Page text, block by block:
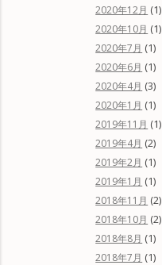
2020年12月 (1)
2020年10月 (1)
2020年7月 (1)
2020年6月 (1)
2020年4月 (3)
2020年1月 (1)
2019年11月 (1)
2019年4月 (2)
2019年2月 (1)
2019年1月 (1)
2018年11月 (2)
2018年10月 (2)
2018年8月 (1)
2018年7月 (1)